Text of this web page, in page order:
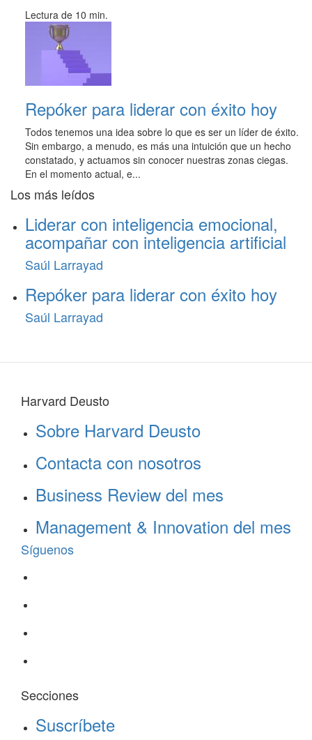
Lectura de 10 min.
Repóker para liderar con éxito hoy
Todos tenemos una idea sobre lo que es ser un líder de éxito.
Sin embargo, a menudo, es más una intuición que un hecho
constatado, y actuamos sin conocer nuestras zonas ciegas.
En el momento actual, e...
Los más leídos
Liderar con inteligencia emocional,
acompañar con inteligencia artificial
Saúl Larrayad
Repóker para liderar con éxito hoy
Saúl Larrayad
Harvard Deusto
Sobre Harvard Deusto
Contacta con nosotros
Business Review del mes
Management & Innovation del mes
Síguenos
Secciones
Suscríbete